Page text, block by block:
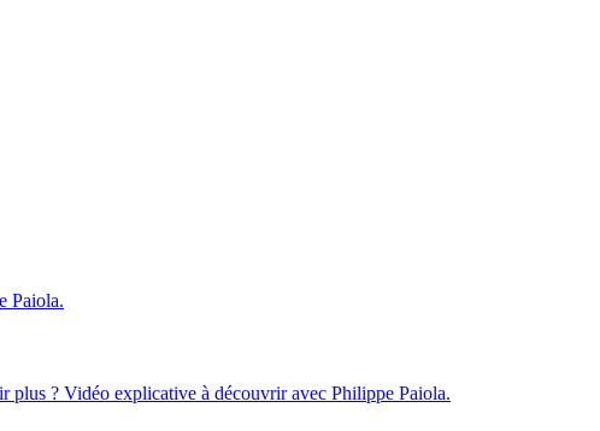
Paiola.
plus ? Vidéo explicative à découvrir avec Philippe Paiola.